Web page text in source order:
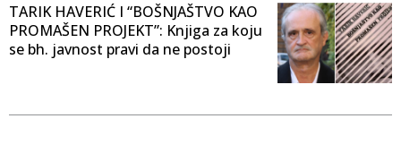
TARIK HAVERIĆ I “BOŠNJAŠTVO KAO
PROMAŠEN PROJEKT”: Knjiga za koju
se bh. javnost pravi da ne postoji